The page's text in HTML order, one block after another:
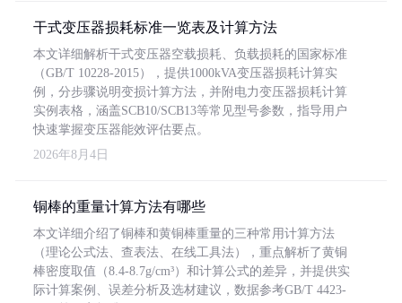
干式变压器损耗标准一览表及计算方法
本文详细解析干式变压器空载损耗、负载损耗的国家标准
（GB/T 10228-2015），提供1000kVA变压器损耗计算实
例，分步骤说明变损计算方法，并附电力变压器损耗计算
实例表格，涵盖SCB10/SCB13等常见型号参数，指导用户
快速掌握变压器能效评估要点。
2026年8月4日
铜棒的重量计算方法有哪些
本文详细介绍了铜棒和黄铜棒重量的三种常用计算方法
（理论公式法、查表法、在线工具法），重点解析了黄铜
棒密度取值（8.4-8.7g/cm³）和计算公式的差异，并提供实
际计算案例、误差分析及选材建议，数据参考GB/T 4423-